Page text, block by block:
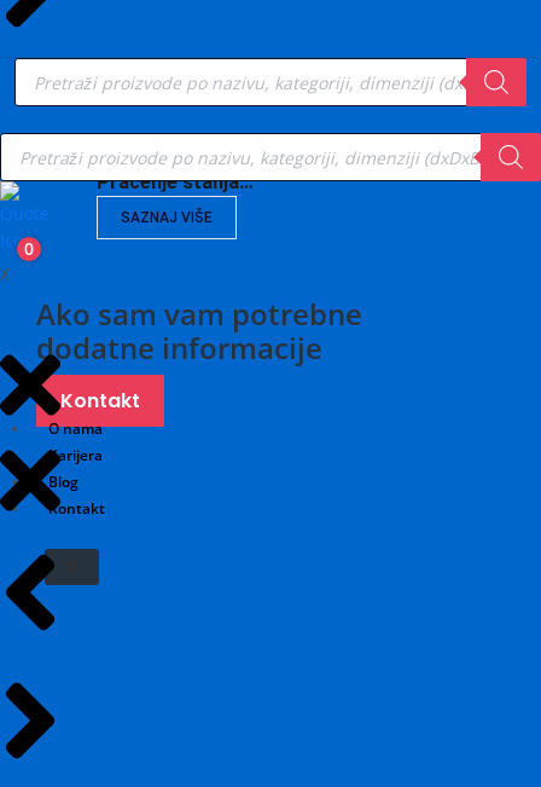
Vibrodijagnostika,
Praćenje stanja…
SAZNAJ VIŠE
Ako sam vam potrebne
dodatne informacije
Kontakt
O nama
Karijera
Blog
Kontakt
Products
search
Products
search
0
X